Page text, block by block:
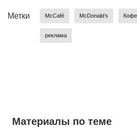
Метки McCafé McDonald’s Кофе
реклама
Материалы по теме